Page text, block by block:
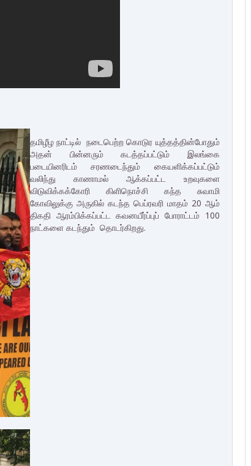
தமிழீழ நாட்டில் நடைபெற்ற கொடுர யுத்தத்தின்போதும்
அதன் பின்னரும் கடத்தப்பட்டும் இலங்கை
படையினரிடம் சரணடைந்தும் கையளிக்கப்பட்டும்
வலிந்து காணாமல் ஆக்கப்பட்ட உறவுகளை
விடுவிக்கக்கோரி கிளிநொச்சி கந்த சுவாமி
கோவிலுக்கு அருகில் கடந்த பெப்ரவரி மாதம் 20 ஆம்
திகதி ஆரம்பிக்கப்பட்ட கவனயீர்ப்புப் போராட்டம் 100
நாட்களை கடந்தும் தொடர்கிறது.